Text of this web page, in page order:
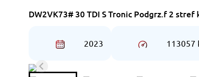
DW2VK73# 30 TDI S Tronic Podgrz.f 2 stref
2023 113057